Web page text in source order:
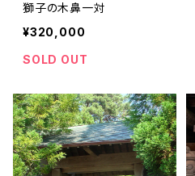
獅子の木鼻一対
¥320,000
SOLD OUT